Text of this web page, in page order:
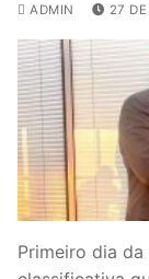
ADMIN 27
Primeiro dia